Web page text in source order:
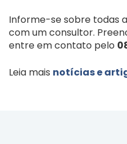
Informe-se sobre todas
com um consultor.
entre em contato pelo
Leia mais notícias e